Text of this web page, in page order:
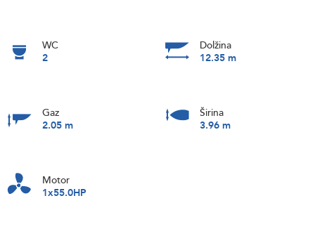
WC
2
Dolžina
12.35 m
Gaz
2.05 m
Širina
3.96 m
Motor
1x55.0HP